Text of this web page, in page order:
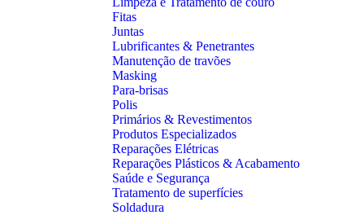
Fitas
Juntas
Lubrificantes & Penetrantes
Manutenção de travões
Masking
Para-brisas
Polis
Primários & Revestimentos
Produtos Especializados
Reparações Elétricas
Reparações Plásticos & Acabamento
Saúde e Segurança
Tratamento de superfícies
Soldadura